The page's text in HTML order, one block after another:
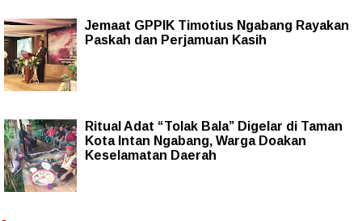
Jemaat GPPIK Timotius Ngabang Rayakan
Paskah dan Perjamuan Kasih
Ritual Adat “Tolak Bala” Digelar di Taman
Kota Intan Ngabang, Warga Doakan
Keselamatan Daerah